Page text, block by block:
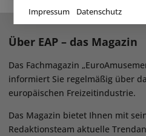
Impressum Datenschutz
Über EAP – das Magazin
Das Fachmagazin
informiert Sie regelmäßig über
europäischen Freizeitindustrie.
Das Magazin bietet Ihnen mit
Redaktionsteam aktuelle